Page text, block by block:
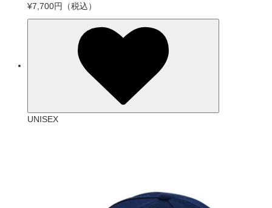
¥7,700円
（税込）
UNISEX